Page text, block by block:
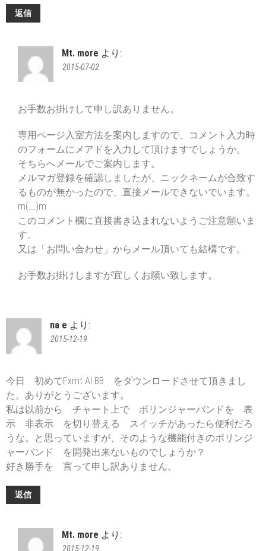
返信
Mt. more より:
2015-07-02
お手数お掛けして申し訳ありません。
専用ページ入室方法を案内しますので、コメント入力時
のフォームにメアドを入力して頂けますでしょうか。
そちらへメールでご案内します。
メルマガ登録を確認しましたが、ニックネームが合致す
るものが無かったので、直接メールできないでいます。
m(__)m
このコメント欄に直接書き込まれないようご注意願いま
す。
又は「お問い合わせ」からメール頂いても結構です。
お手数お掛けしますが宜しくお願い致します。
na e より:
2015-12-19
今日 初めてFxmt Al BB をダウンロードさせて頂きまし
た。ありがとうございます。
私は以前から チャート上で ボリンジャーバンドを 表
示 非表示 を切り替える スイッチがあったら便利だろ
うな。と思っていますが、そのような機能付きのボリンジ
ャーバンド を開発出来ないものでしょうか？
好き勝手を 言って申し訳ありません。
返信
Mt. more より:
2015-12-19